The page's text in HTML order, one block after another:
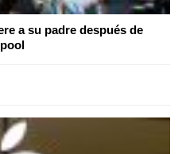
a su padre después de